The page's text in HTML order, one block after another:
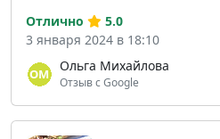
Ольга Михайлова
Отзыв с Google
Отлично
5.0
3 января 2024 в 18:10